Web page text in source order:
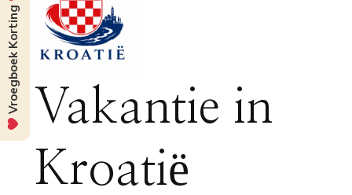
Vakantie in
Kroatië
Vroegboek Korting